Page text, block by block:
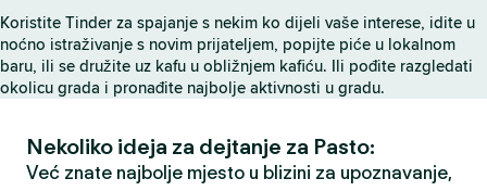
Koristite Tinder za spajanje s nekim ko dijeli vaše interese, idite u
noćno istraživanje s novim prijateljem, popijte piće u lokalnom
baru, ili se družite uz kafu u obližnjem kafiću. Ili pođite razgledati
okolicu grada i pronađite najbolje aktivnosti u gradu.
Nekoliko ideja za dejtanje za Pasto:
Već znate najbolje mjesto u blizini za upoznavanje,